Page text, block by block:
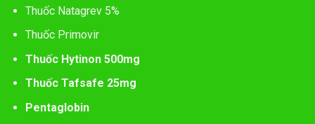
Thuốc Natagrev 5%
Thuốc Primovir
Thuốc Hytinon 500mg
Thuốc Tafsafe 25mg
Pentaglobin